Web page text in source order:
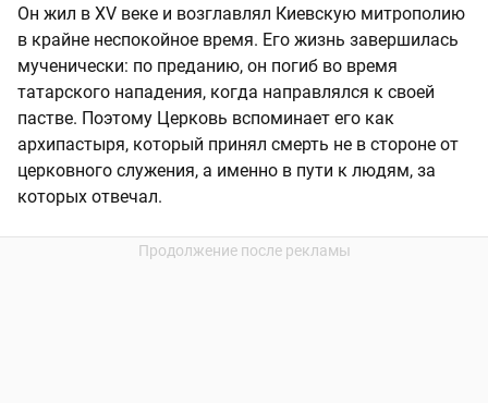
Он жил в XV веке и возглавлял Киевскую митрополию
в крайне неспокойное время. Его жизнь завершилась
мученически: по преданию, он погиб во время
татарского нападения, когда направлялся к своей
пастве. Поэтому Церковь вспоминает его как
архипастыря, который принял смерть не в стороне от
церковного служения, а именно в пути к людям, за
которых отвечал.